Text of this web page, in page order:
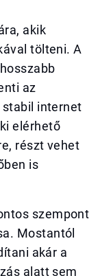
akik
tölteni. A
az
internet
elérhető
részt vehet
is
szempont
Mostantól
akár a
alatt sem